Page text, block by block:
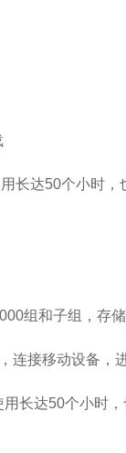
长达50个小时，
组和子组，存储
连接移动设备，
长达50个小时，